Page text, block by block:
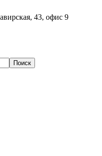
43, офис 9